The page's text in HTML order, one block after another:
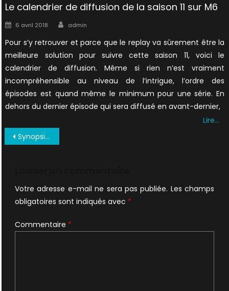
Le calendrier de diffusion de la saison 11 sur M6
Posted
6 avril 2018 Author
admin
Pour s’y retrouver et parce que le replay va sûrement être la
meilleure solution pour suivre cette saison 11, voici le
calendrier de diffusion. Même si rien n’est vraiment
incompréhensible au niveau de l’intrigue, l’ordre des
épisodes est quand même le minimum pour une série. En
dehors du dernier épisode qui sera diffusé en avant-dernier,
Lire…
Navigation
Synopsis + Photos officielles du 10×01 My Struggle
Votre adresse e-mail ne sera pas publiée. Les champs
obligatoires sont indiqués avec *
Commentaire *